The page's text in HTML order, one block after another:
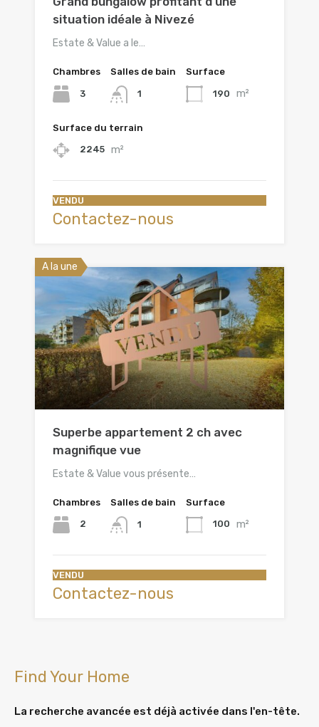
situation idéale à Nivezé
Estate & Value a le…
Chambres
3
Salles de bain
1
Surface
190 m²
Surface du terrain
2245 m²
VENDU
Contactez-nous
A la une
Superbe appartement 2 ch avec
magnifique vue
Estate & Value vous présente…
Chambres
2
Salles de bain
1
Surface
100 m²
VENDU
Contactez-nous
Find Your Home
La recherche avancée est déjà activée dans l'en-tête.